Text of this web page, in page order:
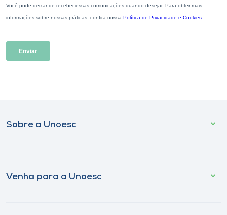
Sobre a Unoesc
Venha para a Unoesc